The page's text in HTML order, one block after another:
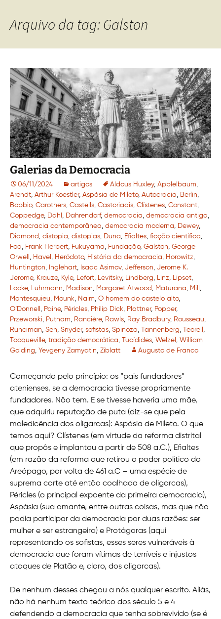
Arquivo da tag: Galston
Galerias da Democracia
06/11/2024 artigos Aldous Huxley, Applelbaum,
Arendt, Arthur Koestler, Aspásia de Mileto, Autocracia, Berlin,
Bobbio, Carothers, Castells, Castoriadis, Clístenes, Constant,
Coppedge, Dahl , Dahrendorf, democracia, democracia antiga,
democracia contemporânea, democracia moderna, Dewey,
Diamond , distopia, distopias, Duna, Efialtes, ficção científica,
Foa, Frank Herbert, Fukuyama, Fundação, Galston, George
Orwell , Havel , Heródoto, História da democracia, Horowitz,
Huntington, Inglehart, Isaac Asimov, Jefferson, Jerome K.
Jerome, Krauze, Kyle, Lefort, Levitsky, Lindberg, Linz, Lipset,
Locke, Lührmann, Madison, Margaret Atwood , Maturana, Mill ,
Montesquieu, Mounk, Naim, O homem do castelo alto,
O’Donnell , Paine, Péricles, Philip Dick, Plattner, Popper,
Przeworski, Putnam, Rancière, Rawls, Ray Bradbury, Rousseau,
Runciman, Sen, Snyder, sofistas, Spinoza, Tannenberg, Teorell ,
Tocqueville, tradição democrática, Tucídides, Welzel , William
Golding, Yevgeny Zamyatin, Ziblatt Augusto de Franco
Começando pelo princípio: os “pais fundadores”
atenienses, se a democracia tivesse propriamente
fundadores. Não tem. E se tivesse haveria uma mãe,
que adquiriu reputação de puta (diz-se que pela
maledicência dos oligarcas): Aspásia de Mileto. O que
temos aqui? Clístenes (em virtude da reforma distrital
que propôs e implantou a partir de 508 a.C.), Efialtes
(em razão da reforma que retirou o poder político do
Areópago, por volta de 461 a.C – uma espécie de
suprema corte até então coalhada de oligarcas),
Péricles (o principal expoente da primeira democracia),
Aspásia (sua amante, entre outras coisas, mas que não
podia participar da democracia por duas razões: ser
mulher e ser estrangeira) e Protágoras (aqui
representando os sofistas, esses seres vulneráveis à
democracia que foram vítimas de terríveis e injustos
ataques de Platão e, claro, dos oligarcas).
De nenhum desses chegou a nós qualquer escrito. Aliás,
não há nenhum texto teórico dos século 5 e 4
defendendo a democracia que tenha sobrevivido (se é